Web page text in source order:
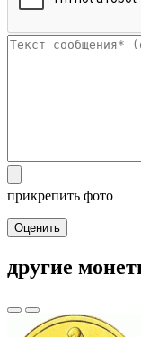
прикрепить фото
Оценить
другие